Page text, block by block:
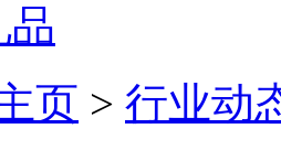
品
页 > 行业动